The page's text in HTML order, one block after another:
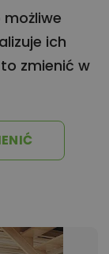
ich
zmienić w